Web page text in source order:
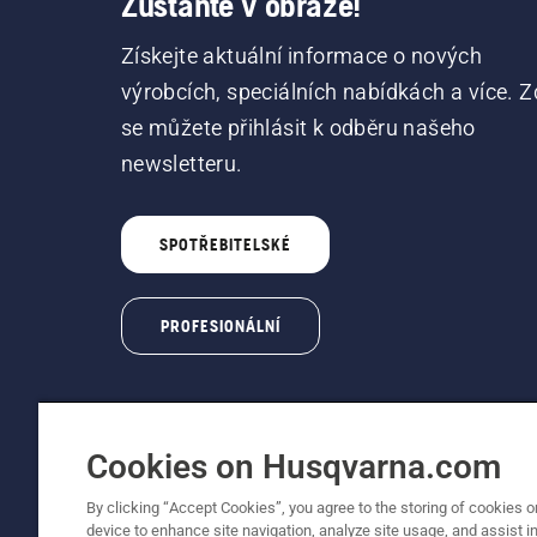
Získejte aktuální informace o nových
výrobcích, speciálních nabídkách a více.
se můžete přihlásit k odběru našeho
newsletteru.
SPOTŘEBITELSKÉ
PROFESIONÁLNÍ
© Husqvarna AB (publ). Všechna práva
Cookies on Husqvarna.com
By clicking “Accept Cookies”, you agree to the storing of cookies
device to enhance site navigation, analyze site usage, and assist